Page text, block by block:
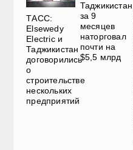
ТАСС:
Elsewedy
Electric и
Таджикистан
договорились
о
строительстве
нескольких
предприятий
Таджикистан
за 9
месяцев
наторговал
почти на
$5,5 млрд